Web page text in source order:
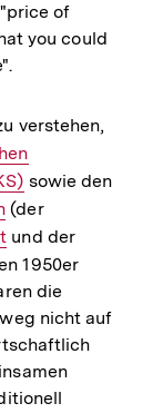
of
you could
verstehen,
sowie den
(derInterner
Link:
und derInterner
Link:
1950er
die
nicht auf